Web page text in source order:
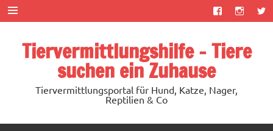
Zum
Inhalt
springen
Tiervermittlungshilfe – Tiere
suchen ein Zuhause
Tiervermittlungsportal für Hund, Katze, Nager,
Reptilien & Co